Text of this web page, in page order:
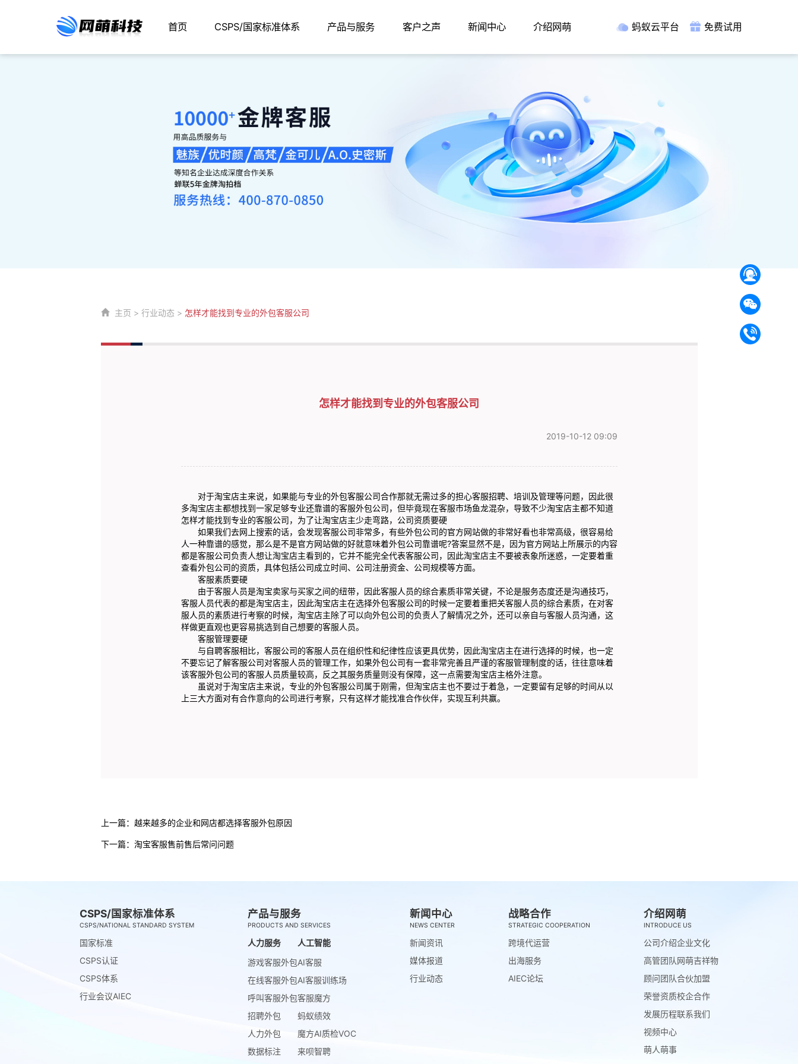
首页 CSPS/国家标准体系 产品与服务 客户之声 新闻中心 介绍网萌 蚂蚁云平台 免费试用
主页 > 行业动态 > 怎样才能找到专业的外包客服公司
怎样才能找到专业的外包客服公司
2019-10-12 09:09
对于淘宝店主来说，如果能与专业的外包客服公司合作那就无需过多的担心客服招聘、培训及管理等问题，因此很
多淘宝店主都想找到一家足够专业还靠谱的客服外包公司，但毕竟现在客服市场鱼龙混杂，导致不少淘宝店主都不知道
怎样才能找到专业的客服公司，为了让淘宝店主少走弯路，公司资质要硬
如果我们去网上搜索的话，会发现客服公司非常多，有些外包公司的官方网站做的非常好看也非常高级，很容易给
人一种靠谱的感觉，那么是不是官方网站做的好就意味着外包公司靠谱呢?答案显然不是，因为官方网站上所展示的内容
都是客服公司负责人想让淘宝店主看到的，它并不能完全代表客服公司，因此淘宝店主不要被表象所迷惑，一定要着重
查看外包公司的资质，具体包括公司成立时间、公司注册资金、公司规模等方面。
客服素质要硬
由于客服人员是淘宝卖家与买家之间的纽带，因此客服人员的综合素质非常关键，不论是服务态度还是沟通技巧，
客服人员代表的都是淘宝店主，因此淘宝店主在选择外包客服公司的时候一定要着重把关客服人员的综合素质，在对客
服人员的素质进行考察的时候，淘宝店主除了可以向外包公司的负责人了解情况之外，还可以亲自与客服人员沟通，这
样做更直观也更容易挑选到自己想要的客服人员。
客服管理要硬
与自聘客服相比，客服公司的客服人员在组织性和纪律性应该更具优势，因此淘宝店主在进行选择的时候，也一定
不要忘记了解客服公司对客服人员的管理工作，如果外包公司有一套非常完善且严谨的客服管理制度的话，往往意味着
该客服外包公司的客服人员质量较高，反之其服务质量则没有保障，这一点需要淘宝店主格外注意。
虽说对于淘宝店主来说，专业的外包客服公司属于刚需，但淘宝店主也不要过于着急，一定要留有足够的时间从以
上三大方面对有合作意向的公司进行考察，只有这样才能找准合作伙伴，实现互利共赢。
上一篇： 越来越多的企业和网店都选择客服外包原因
下一篇： 淘宝客服售前售后常问问题
CSPS/国家标准体系
CSPS/NATIONAL STANDARD SYSTEM
国家标准
CSPS认证
CSPS体系
行业会议AIEC
产品与服务
PRODUCTS AND SERVICES
人力服务
游戏客服外包
在线客服外包
呼叫客服外包
招聘外包
人力外包
数据标注
人工智能
AI客服
AI客服训练场
客服魔方
蚂蚁绩效
魔方AI质检VOC
来呗智聘
新闻中心
NEWS CENTER
新闻资讯
媒体报道
行业动态
战略合作
STRATEGIC COOPERATION
跨境代运营
出海服务
AIEC论坛
介绍网萌
INTRODUCE US
公司介绍
高管团队
顾问团队
荣誉资质
发展历程
视频中心
萌人萌事
企业文化
网萌吉祥物
合伙加盟
校企合作
联系我们